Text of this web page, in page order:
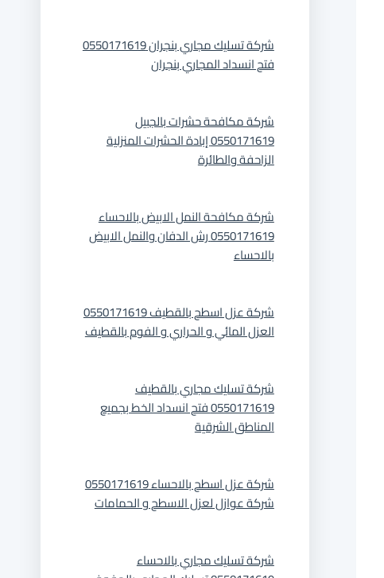
شركة تسليك مجاري بنجران 0550171619
فتح انسداد المجاري بنجران
شركة مكافحة حشرات بالجبيل
0550171619 إبادة الحشرات المنزلية
الزاحفة والطائرة
شركة مكافحة النمل الابيض بالاحساء
0550171619 رش الدفان والنمل الابيض
بالاحساء
شركة عزل اسطح بالقطيف 0550171619
العزل المائي و الحراري و الفوم بالقطيف
شركة تسليك مجاري بالقطيف
0550171619 فتح انسداد الخط بجميع
المناطق الشرقية
شركة عزل اسطح بالاحساء 0550171619
شركة عوازل لعزل الاسطح و الحمامات
شركة تسليك مجاري بالاحساء